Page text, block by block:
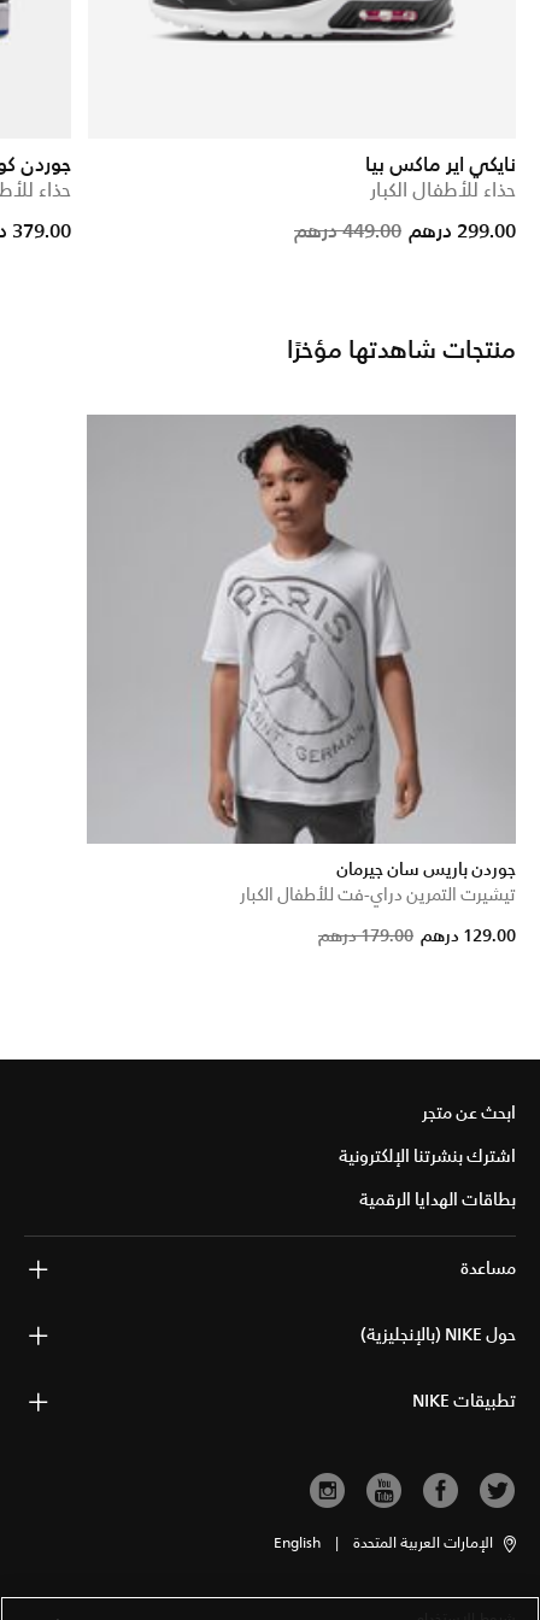
نايكي اير ماكس بيا
حذاء للأطفال الكبار
Price
449.00 درهم to
299.00 درهم
جوردن
حذاء
379.00 درهم
منتجات شاهدتها مؤخرًا
جوردن باريس سان جيرمان
تيشيرت التمرين دراي-فت للأطفال الكبار
Price reduced179.00 درهم to 129.00 درهم
ابحث عن متجر
اشترك بنشرتنا الإلكترونية
بطاقات الهدايا الرقمية
مساعدة
حول NIKE (بالإنجليزية)
تطبيقات NIKE
الإمارات العربية المتحدة |
English